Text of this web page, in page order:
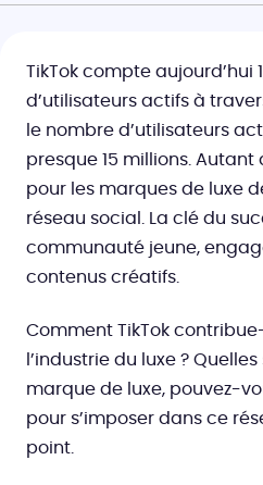
TikTok compte aujourd’hui
d’utilisateurs actifs à
le nombre d’utilisateurs
presque 15 millions. Autant
pour les marques de luxe
réseau social. La clé du
communauté jeune,
contenus créatifs.
Comment TikTok
l’industrie du luxe ?
marque de luxe, pouvez-
pour s’imposer dans ce
point.